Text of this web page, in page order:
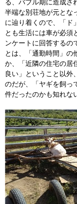
る、バブル期に造成さ
半端な別荘地が元とな
に辿り着くので、「ド
とも生活には車が必須
ンケートに回答するの
とは、「通勤時間」の
か、「近隣の住宅の居
良い」ということ以外
のだが、「ヤギを飼っ
件だったのかも知れな